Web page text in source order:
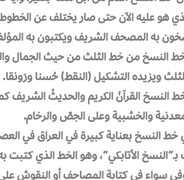
هو عليه الآن حتى صار يختلف عن
به المصحف الشريف ويكتبون به
النسخ من خط الثلث من حيث الجمال
ويزيده التشكيل (النقط) حُسنا ورَونقا.
النسخ القرآنُ الكريم والحديثُ الشريف
والخشبية وعلى الجصّ والرخام.
النسخ بعناية كبيرة في العراق في
الأتابكي”، وهو الخط الذي
سواء في كتابة المصاحف أو النقوش